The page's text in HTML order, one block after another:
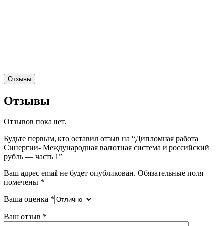
Отзывы
Отзывы
Отзывов пока нет.
Будьте первым, кто оставил отзыв на “Дипломная работа
Синергии- Международная валютная система и российский
рубль — часть 1”
Ваш адрес email не будет опубликован. Обязательные поля
помечены *
Ваша оценка *
Ваш отзыв *